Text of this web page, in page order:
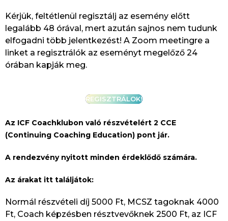
Kérjük, feltétlenül regisztálj az esemény előtt
legalább 48 órával, mert azután sajnos nem tudunk
elfogadni több jelentkezést! A Zoom meetingre a
linket a regisztrálók az eseményt megelőző 24
órában kapják meg.
REGISZTRÁLOK!
Az ICF Coachklubon való részvételért 2 CCE
(Continuing Coaching Education) pont jár.
A rendezvény nyitott minden érdeklődő számára.
Az árakat itt találjátok:
Normál részvételi díj 5000 Ft, MCSZ tagoknak 4000
Ft, Coach képzésben résztvevőknek 2500 Ft, az ICF